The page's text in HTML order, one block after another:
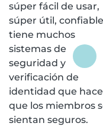
súper fácil de usar,
súper útil,
tiene muchos
sistemas de
seguridad y
verificación de
identidad que
que los miembros
sientan seguros.